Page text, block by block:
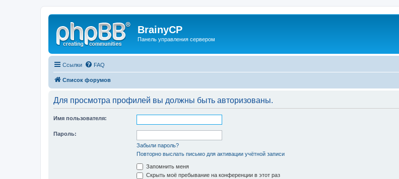
BrainyCP
Панель управления сервером
Ссылки FAQ
Список форумов
Для просмотра профилей вы должны быть авторизованы.
Имя пользователя:
Пароль:
Забыли пароль?
Повторно выслать письмо для активации учётной записи
Запомнить меня
Скрыть моё пребывание на конференции в этот раз